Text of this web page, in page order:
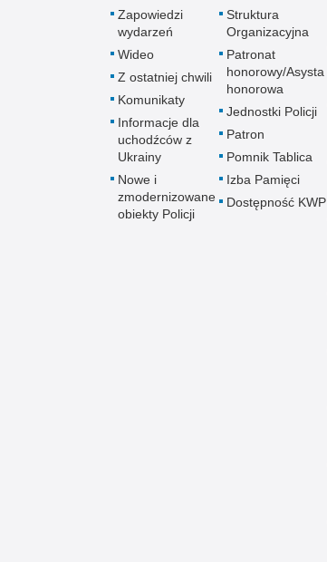
Zapowiedzi
wydarzeń
Wideo
Z ostatniej chwili
Komunikaty
Informacje dla
uchodźców z
Ukrainy
Nowe i
zmodernizowane
obiekty Policji
Struktura
Organizacyjna
Patronat
honorowy/Asysta
honorowa
Jednostki Policji
Patron
Pomnik Tablica
Izba Pamięci
Dostępność KWP